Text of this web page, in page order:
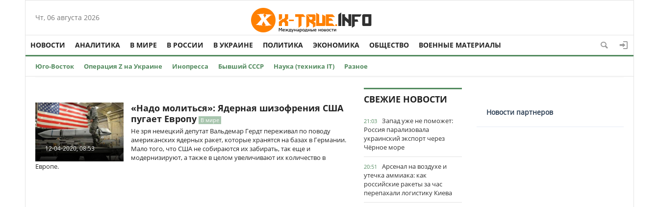
Чт, 06 августа 2026
НОВОСТИ АНАЛИТИКА В МИРЕ В РОССИИ В УКРАИНЕ ПОЛИТИКА ЭКОНОМИКА ОБЩЕСТВО ВОЕННЫЕ МАТЕРИАЛЫ
Юго-Восток Операция Z на Украине Инопресса Бывший СССР Наука (техника IT) Разное
12-04-2020, 08:53
«Надо молиться»: Ядерная шизофрения США
пугает Европу В мире
Не зря немецкий депутат Вальдемар Гердт переживал по поводу
американских ядерных ракет, которые хранятся на базах в Германии.
Мало того, что США не собираются их забирать, так еще и
модернизируют, а также в целом увеличивают их количество в
Европе.
СВЕЖИЕ НОВОСТИ
21:03
Запад уже не поможет:
Россия парализовала
украинский экспорт через
Чёрное море
20:51
Арсенал на воздухе и
утечка аммиака: как
российские ракеты за час
перепахали логистику Киева
Новости партнеров